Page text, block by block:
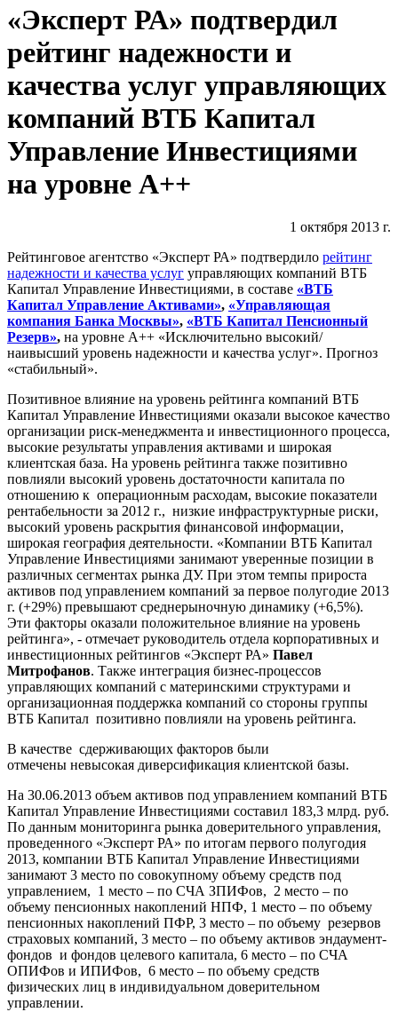
«Эксперт РА» подтвердил
рейтинг надежности и
качества услуг управляющих
компаний ВТБ Капитал
Управление Инвестициями
на уровне А++
1 октября 2013 г.
Рейтинговое агентство «Эксперт РА» подтвердило рейтинг
надежности и качества услуг управляющих компаний ВТБ
Капитал Управление Инвестициями, в составе «ВТБ
Капитал Управление Активами», «Управляющая
компания Банка Москвы», «ВТБ Капитал Пенсионный
Резерв», на уровне А++ «Исключительно высокий/
наивысший уровень надежности и качества услуг». Прогноз
«стабильный».
Позитивное влияние на уровень рейтинга компаний ВТБ
Капитал Управление Инвестициями оказали высокое качество
организации риск-менеджмента и инвестиционного процесса,
высокие результаты управления активами и широкая
клиентская база. На уровень рейтинга также позитивно
повлияли высокий уровень достаточности капитала по
отношению к операционным расходам, высокие показатели
рентабельности за 2012 г., низкие инфраструктурные риски,
высокий уровень раскрытия финансовой информации,
широкая география деятельности. «Компании ВТБ Капитал
Управление Инвестициями занимают уверенные позиции в
различных сегментах рынка ДУ. При этом темпы прироста
активов под управлением компаний за первое полугодие 2013
г. (+29%) превышают среднерыночную динамику (+6,5%).
Эти факторы оказали положительное влияние на уровень
рейтинга», - отмечает руководитель отдела корпоративных и
инвестиционных рейтингов «Эксперт РА» Павел
Митрофанов. Также интеграция бизнес-процессов
управляющих компаний с материнскими структурами и
организационная поддержка компаний со стороны группы
ВТБ Капитал позитивно повлияли на уровень рейтинга.
В качестве сдерживающих факторов были
отмечены невысокая диверсификация клиентской базы.
На 30.06.2013 объем активов под управлением компаний ВТБ
Капитал Управление Инвестициями составил 183,3 млрд. руб.
По данным мониторинга рынка доверительного управления,
проведенного «Эксперт РА» по итогам первого полугодия
2013, компании ВТБ Капитал Управление Инвестициями
занимают 3 место по совокупному объему средств под
управлением, 1 место – по СЧА ЗПИФов, 2 место – по
объему пенсионных накоплений НПФ, 1 место – по объему
пенсионных накоплений ПФР, 3 место – по объему резервов
страховых компаний, 3 место – по объему активов эндаумент-
фондов и фондов целевого капитала, 6 место – по СЧА
ОПИФов и ИПИФов, 6 место – по объему средств
физических лиц в индивидуальном доверительном
управлении.